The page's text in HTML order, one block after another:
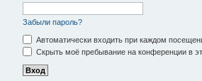
Забыли пароль?
Автоматически входить при каждом
Скрыть моё пребывание на конференции в